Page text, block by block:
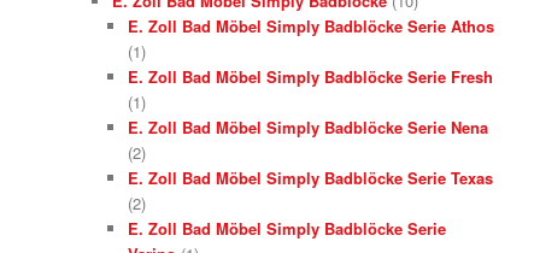
E. Zoll Bad Möbel Simply Badblöcke Serie Athos
(1)
E. Zoll Bad Möbel Simply Badblöcke Serie Fresh
(1)
E. Zoll Bad Möbel Simply Badblöcke Serie Nena
(2)
E. Zoll Bad Möbel Simply Badblöcke Serie Texas
(2)
E. Zoll Bad Möbel Simply Badblöcke Serie